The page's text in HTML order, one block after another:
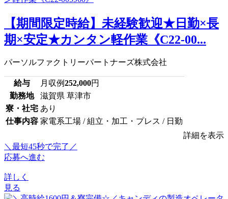
【期間限定時給】未経験歓迎★日勤×長
期×安定★カンタン軽作業《C22-00...
パーソルファクトリーパートナーズ株式会社
給与 月収例252,000円
勤務地
滋賀県 草津市
寮・社宅 あり
仕事内容 家電系工場 / 組立・加工・プレス / 日勤
詳細を表示
＼最短45秒で完了／
応募へ進む
詳しく
見る